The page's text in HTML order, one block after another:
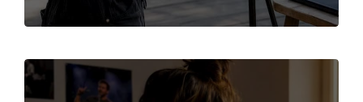
att säkerställa en
arrangemang!